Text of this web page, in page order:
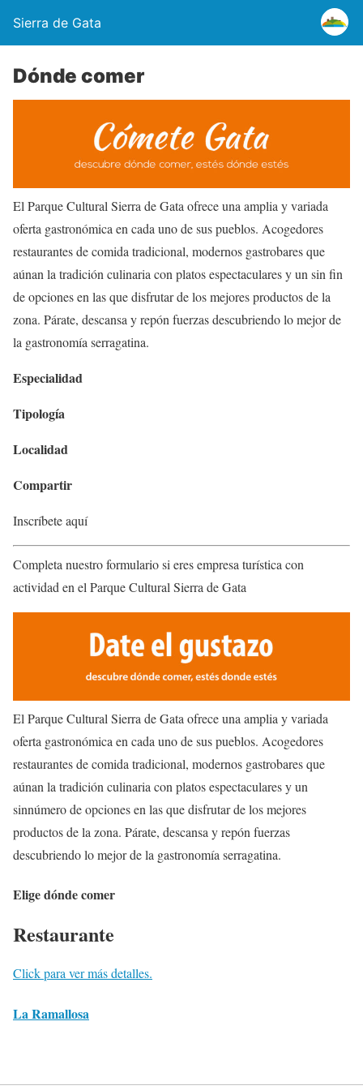
Sierra de Gata
Dónde comer
El Parque Cultural Sierra de Gata ofrece una amplia y variada
oferta gastronómica en cada uno de sus pueblos. Acogedores
restaurantes de comida tradicional, modernos gastrobares que
aúnan la tradición culinaria con platos espectaculares y un sin fin
de opciones en las que disfrutar de los mejores productos de la
zona. Párate, descansa y repón fuerzas descubriendo lo mejor de
la gastronomía serragatina.
Especialidad
Tipología
Localidad
Compartir
Inscríbete aquí
Completa nuestro formulario si eres empresa turística con
actividad en el Parque Cultural Sierra de Gata
El Parque Cultural Sierra de Gata ofrece una amplia y variada
oferta gastronómica en cada uno de sus pueblos. Acogedores
restaurantes de comida tradicional, modernos gastrobares que
aúnan la tradición culinaria con platos espectaculares y un
sinnúmero de opciones en las que disfrutar de los mejores
productos de la zona. Párate, descansa y repón fuerzas
descubriendo lo mejor de la gastronomía serragatina.
Elige dónde comer
Restaurante
Click para ver más detalles.
La Ramallosa